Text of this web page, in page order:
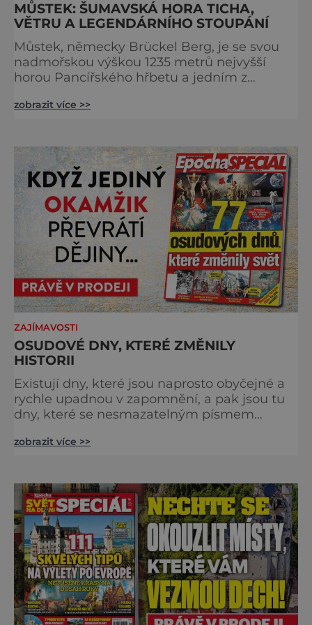
MŮSTEK: ŠUMAVSKÁ HORA TICHA,
VĚTRU A LEGENDÁRNÍHO STOUPÁNÍ
Můstek, německy Brückel Berg, je se svou
nadmořskou výškou 1235 metrů nejvyšší
horou Pancířského hřbetu a jedním z
Šumavy. Přestože nestojí v centru hlavních
Můstek si dodnes uchovává syrový horský
charakter, klid a zvláštní atmosféru
šumavských hřebenů, kde se střídá hustý les
zobrazit více >>
ZAJÍMAVOSTI
OSUDOVÉ DNY, KTERÉ ZMĚNILY
HISTORII
Existují dny, které jsou naprosto obyčejné a
rychle upadnou v zapomnění, a pak jsou tu
dny, které se nesmazatelným písmem
dojde k významnému objevu nebo děsivé
krážem. Je 10. dubna roku 49 př. n. l. a na
břehu říčky Rubikon pronáší Gaius Julius
Caesar svou slavnou vě
zobrazit více >>